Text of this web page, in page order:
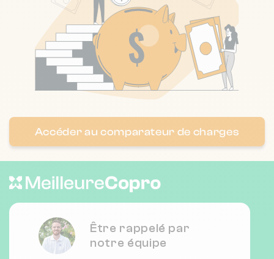
Nombre de lots : 86
22 r du docteur alberic pont 69005
LYON
Chauffage collectif
❯
3 r philemon descaillots, 69360
Sérézin-du-Rhône
Chauffage individuel
Nombre de lots : 6
68 r de trion 69005 LYON
Accéder au comparateur de charges
Être rappelé par
notre équipe